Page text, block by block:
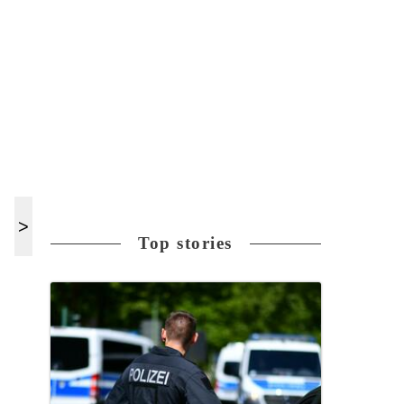
Top stories